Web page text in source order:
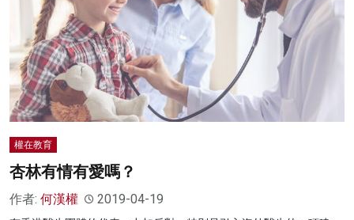
權在教育
杏林有情有愛嗎？
作者: 何漢權 2019-04-19